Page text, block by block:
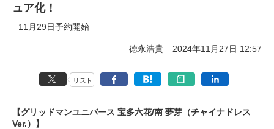
ュア化！
11月29日予約開始
徳永浩貴 2024年11月27日 12:57
リスト
【グリッドマンユニバース 宝多六花/南 夢芽（チャイナドレス
Ver.）】